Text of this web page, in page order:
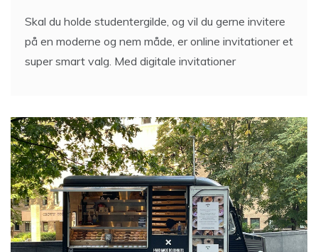
Skal du holde studentergilde, og vil du gerne invitere
på en moderne og nem måde, er online invitationer et
super smart valg. Med digitale invitationer